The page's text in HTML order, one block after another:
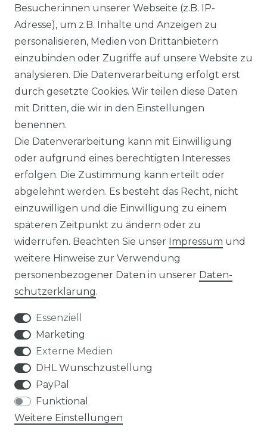
KLIMA- UND UMWELTSCHUTZ
LEXIKON
UNTERNEHMEN
ÜBER UNS
HERSTELLER
REFERENZEN
VERTRAG WIDERRUFEN
Besucher:innen unserer Webseite (z.B. IP-
Adresse), um z.B. Inhalte und Anzeigen zu
personalisieren, Medien von Drittanbietern
einzubinden oder Zugriffe auf unsere Website zu
analysieren. Die Datenverarbeitung erfolgt erst
durch gesetzte Cookies. Wir teilen diese Daten
mit Dritten, die wir in den Einstellungen
benennen.
Die Datenverarbeitung kann mit Einwilligung
oder aufgrund eines berechtigten Interesses
erfolgen. Die Zustimmung kann erteilt oder
abgelehnt werden. Es besteht das Recht, nicht
einzuwilligen und die Einwilligung zu einem
späteren Zeitpunkt zu ändern oder zu
widerrufen. Beachten Sie unser Impressum und
weitere Hinweise zur Verwendung
personenbezogener Daten in unserer Daten­
schutz­erklärung.
Essenziell
Marketing
Externe Medien
DHL Wunschzustellung
PayPal
Funktional
Weitere Einstellungen